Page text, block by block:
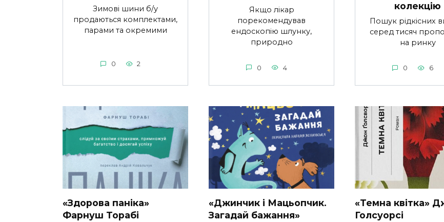
Зимові шини б/у
продаються комплектами,
парами та окремими
0 2
Якщо лікар
порекомендував
ендоскопію шлунку,
природно
0 4
колекцію
Пошук рідкісних
серед тисяч
на ринку
0 6
«Здорова паніка»
Фарнуш Торабі
«Джинчик і Мацьопчик.
Загадай бажання»
«Темна квітка»
Голсуорсі